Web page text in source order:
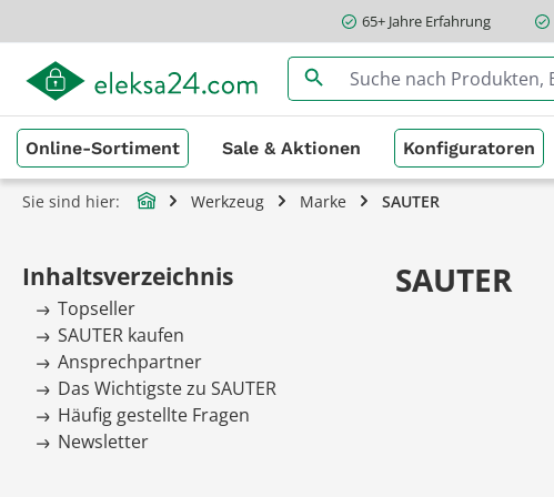
Zur Hauptnavigation springen65+ Jahre Erfahrung
Online-Sortiment Sale & Aktionen Konfiguratoren
Sie sind hier: Werkzeug Marke SAUTER
Inhaltsverzeichnis
Topseller
SAUTER kaufen
Ansprechpartner
Das Wichtigste zu SAUTER
Häufig gestellte Fragen
Newsletter
SAUTER